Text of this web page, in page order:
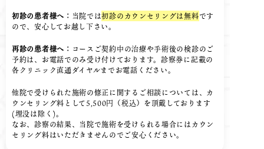
初診の患者様へ： 当院では初診のカウンセリングは無料です
ので、安心してお越し下さい。
再診の患者様へ： コースご契約中の治療や手術後の検診のご
予約は、お電話でのみ受け付けております。診察券に記載の
各クリニック直通ダイヤルまでお電話ください。
他院で受けられた施術の修正に関するご相談については、カ
ウンセリング料として5,500円（税込）を頂戴しております
(埋没は除く)。
なお、診察の結果、当院で施術を受けられる場合にはカウン
セリング料はいただきませんのでご安心ください。